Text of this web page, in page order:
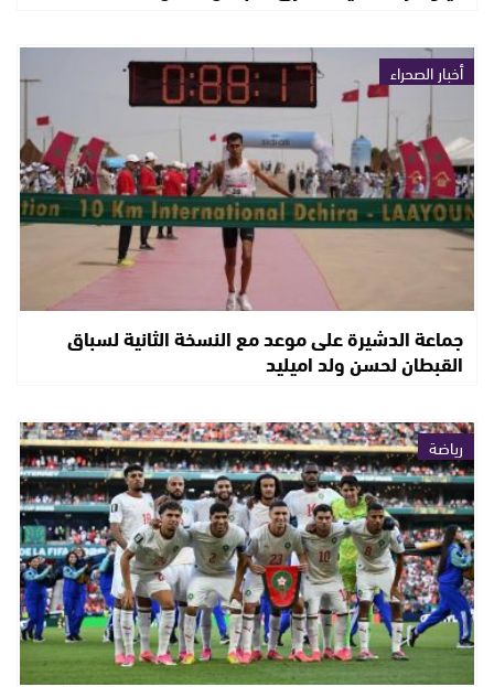
أخبار الصحراء
جماعة الدشيرة على موعد مع النسخة الثانية لسباق
القبطان لحسن ولد اميليد
رياضة